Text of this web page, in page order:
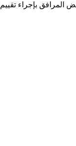
المرافق بإجراء